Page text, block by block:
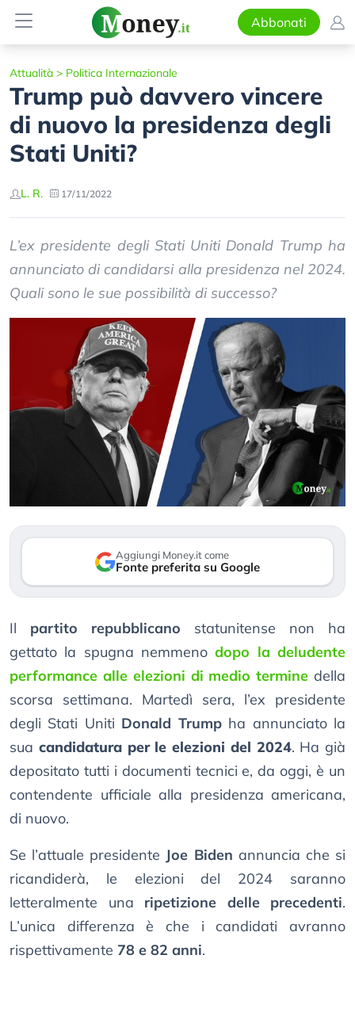
Abbonati
Attualità > Politica Internazionale
Trump può davvero vincere
di nuovo la presidenza degli
Stati Uniti?
L. R. 17/11/2022
L’ex presidente degli Stati Uniti Donald Trump ha
annunciato di candidarsi alla presidenza nel 2024.
Quali sono le sue possibilità di successo?
Aggiungi Money.it come
Fonte preferita su Google
Il partito repubblicano statunitense non ha
gettato la spugna nemmenodopo la deludente
performance alle elezioni di medio termine della
scorsa settimana. Martedì sera, l’ex presidente
degli Stati Uniti Donald Trumpha annunciato la
sua candidatura per le elezioni del 2024. Ha già
depositato tutti i documenti tecnici e, da oggi, è un
contendente ufficiale alla presidenza americana,
di nuovo.
Se l’attuale presidente Joe Biden annuncia che si
ricandiderà, le elezioni del 2024 saranno
letteralmente una ripetizione delle precedenti.
L’unica differenza è che i candidati avranno
rispettivamente 78 e 82 anni.